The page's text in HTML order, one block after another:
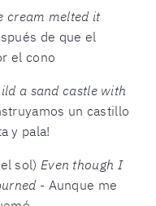
cream melted it
de que el
el cono
a sand castle with
un castillo
y pala!
sol) Even though I
- Aunque me